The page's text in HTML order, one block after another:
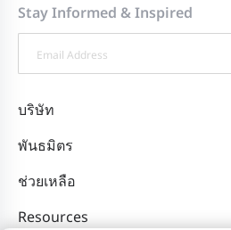
Stay Informed & Inspired
บริษัท
พันธมิตร
ช่วยเหลือ
Resources